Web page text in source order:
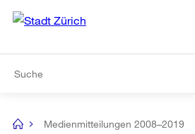
Navigation
[no
Medienmitteilungen 2008–2019